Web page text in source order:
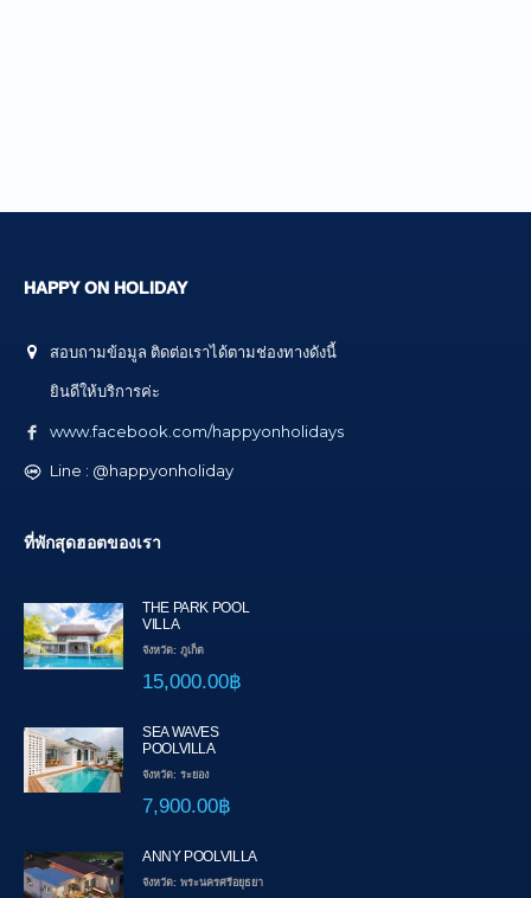
HAPPY ON HOLIDAY
สอบถามข้อมูล ติดต่อเราได้ตามช่องทางดังนี้
ยินดีให้บริการค่ะ
www.facebook.com/happyonholidays
Line : @happyonholiday
ที่พักสุดฮอตของเรา
THE PARK POOL
VILLA
จังหวัด: ภูเก็ต
15,000.00฿
SEA WAVES
POOLVILLA
จังหวัด: ระยอง
7,900.00฿
ANNY POOLVILLA
จังหวัด: พระนครศรีอยุธยา